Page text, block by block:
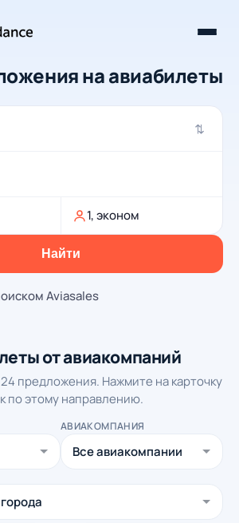
на авиабилеты
⇄
1, эконом
Найти
Aviasales
от авиакомпаний
предложения. Нажмите на карточку
по этому направлению.
АВИАКОМПАНИЯ